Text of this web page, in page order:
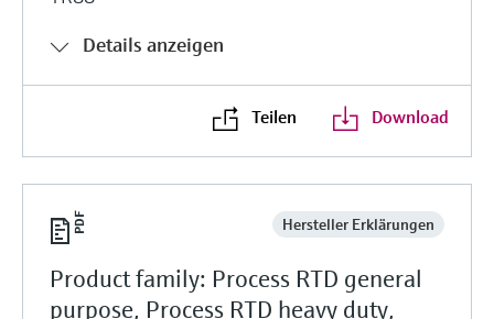
Details anzeigen
Teilen Download
Hersteller Erklärungen
Product family: Process RTD general
purpose, Process RTD heavy duty,